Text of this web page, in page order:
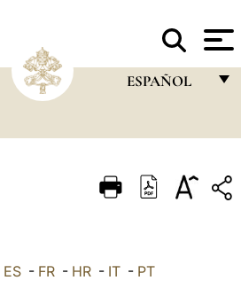
ESPAÑOL
ITALIANO
ES- FR- HR- IT- PT